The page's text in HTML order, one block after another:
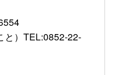
と）TEL:0852-22-